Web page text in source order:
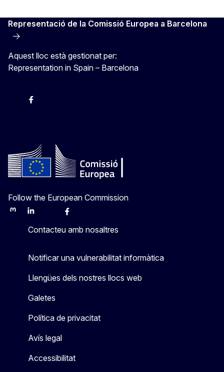
Representació de la Comissió Europea a Barcelona
Aquest lloc està gestionat per:
Representation in Spain – Barcelona
InstagramFacebook
Follow the European Commission
MastodonLinkedInBlueskyFacebook
Contacteu amb nosaltres
Notificar una vulnerabilitat informàtica
Llengües dels nostres llocs web
Galetes
Política de privacitat
Avís legal
Accessibilitat